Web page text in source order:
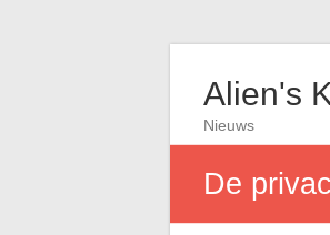
Alien's
Nieuws
De